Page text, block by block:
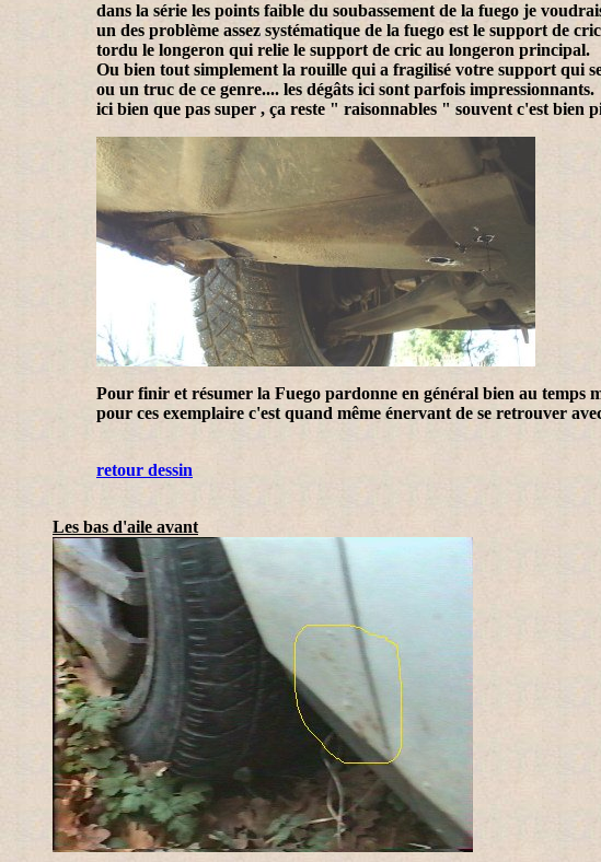
dans la série les points faible du soubassement de la fuego je
un des problème assez systématique de la fuego est le support de
tordu le longeron qui relie le support de cric au longeron principal.
Ou bien tout simplement la rouille qui a fragilisé votre support qui
ou un truc de ce genre.... les dégâts ici sont parfois impressionnants.
ici bien que pas super , ça reste " raisonnables " souvent c'est bien
Pour finir et résumer la Fuego pardonne en général bien au temps
pour ces exemplaire c'est quand même énervant de se retrouver
retour dessin
Les bas d'aile avant